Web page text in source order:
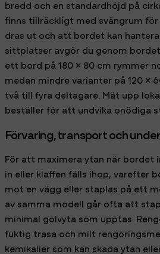
bredd och en standardhöjd på
finns tillräckligt med svängrum
dras ut och att bordet kan
sittplatser avgör du genom
ett bord på 180 × 80 cm rymmer
medan mindre varianter på 120 ×
två till fyra deltagare. Mät upp
beställer för att undvika onödiga
Förvaring, transport och
För att maximera ytan när bordet
in eller klaffen fälls ihop, varefter
mot en vägg eller staplas på ett
av samma modell går ofta att
minimal golvyta som upptas.
fuktig trasa och milt
kemikalier som kan skada ytan